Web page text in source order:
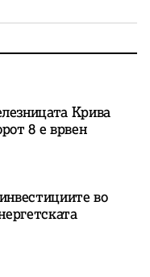
Палазова е
Крива
8 е врвен
во